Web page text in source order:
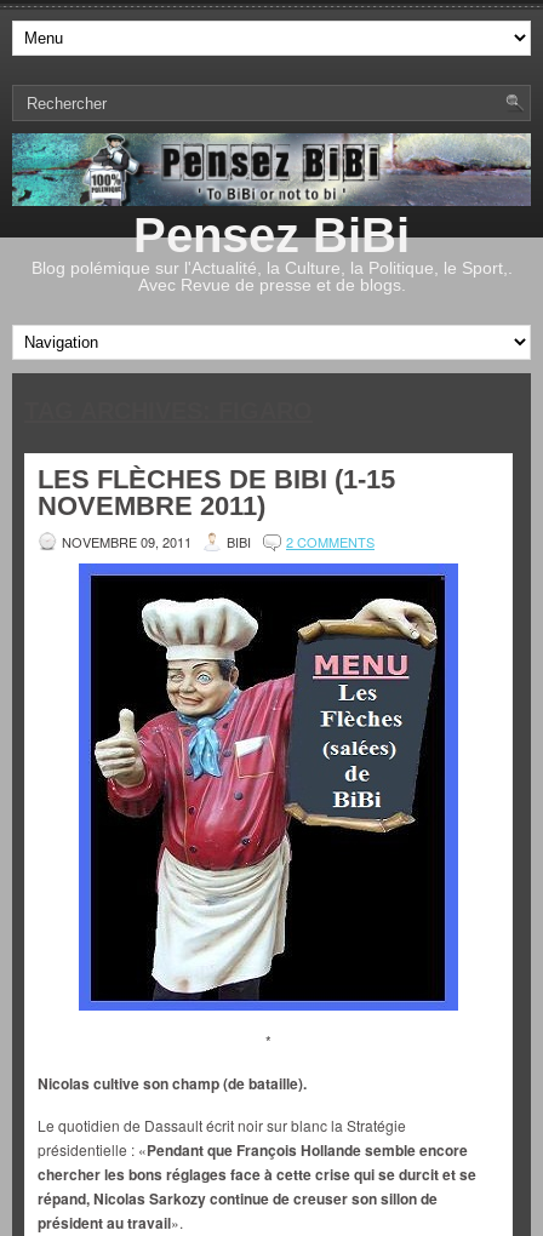
Pensez BiBi
Blog polémique sur l'Actualité, la Culture, la Politique, le Sport,.
Avec Revue de presse et de blogs.
LES FLÈCHES DE BIBI (1-15
NOVEMBRE 2011)
NOVEMBRE 09, 2011 BIBI 2 COMMENTS
*
Nicolas cultive son champ (de bataille).
Le quotidien de Dassault écrit noir sur blanc la Stratégie
présidentielle : «Pendant que François Hollande semble encore
chercher les bons réglages face à cette crise qui se durcit et se
répand, Nicolas Sarkozy continue de creuser son sillon de
président au travail».